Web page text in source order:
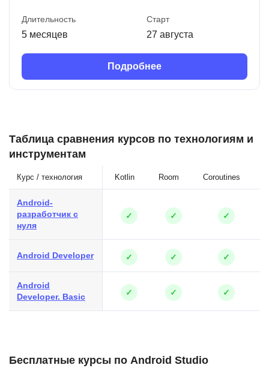
Длительность
5 месяцев
Старт
27 августа
Подробнее
Таблица сравнения курсов по технологиям и
инструментам
Курс / технология Kotlin Room Coroutines
Android-
разработчик с
нуля
✓ ✓ ✓
Android Developer ✓ ✓ ✓
Android
Developer. Basic
✓ ✓ ✓
Бесплатные курсы по Android Studio